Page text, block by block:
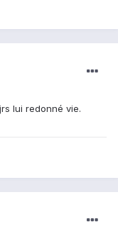
lui redonné vie.